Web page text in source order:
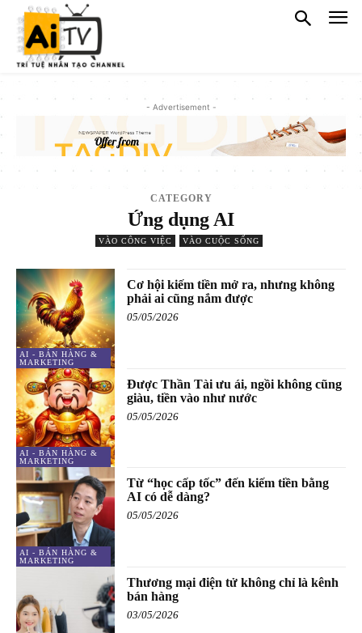
- Advertisement -
CATEGORY
Ứng dụng AI
VÀO CÔNG VIỆC VÀO CUỘC SỐNG
AI - BÁN HÀNG &
MARKETING
Cơ hội kiếm tiền mở ra, nhưng không
phải ai cũng nắm được
05/05/2026
AI - BÁN HÀNG &
MARKETING
Được Thần Tài ưu ái, ngồi không cũng
giàu, tiền vào như nước
05/05/2026
AI - BÁN HÀNG &
MARKETING
Từ “học cấp tốc” đến kiếm tiền bằng
AI có dễ dàng?
05/05/2026
Thương mại điện tử không chỉ là kênh
bán hàng
03/05/2026